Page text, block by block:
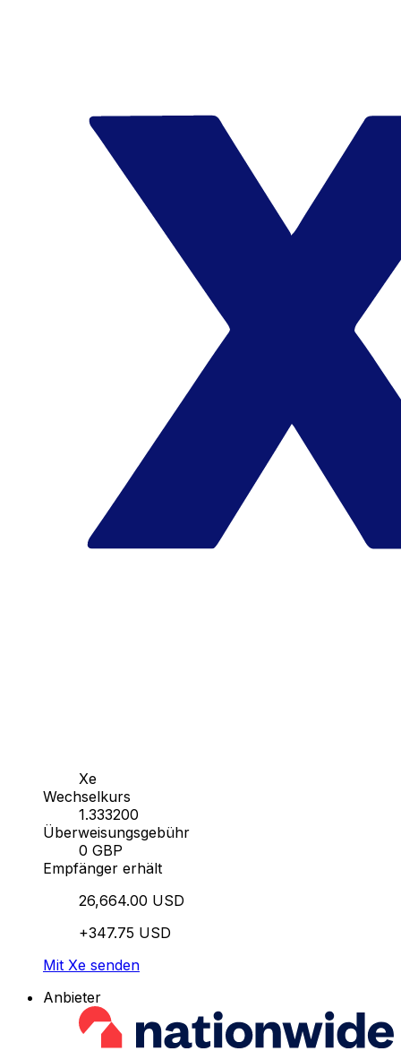
Xe
Wechselkurs
1.333200
Überweisungsgebühr
0 GBP
Empfänger erhält
26,664.00 USD
+347.75 USD
Mit Xe senden
Anbieter